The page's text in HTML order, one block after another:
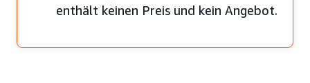
enthält keinen Preis und kein Angebot.